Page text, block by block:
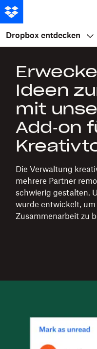
Dropbox entdecken
Ideen
mit
Add‑on
Die Verwaltung
mehrere Partner
schwierig gestalten.
wurde entwickelt,
Zusammenarbeit zu